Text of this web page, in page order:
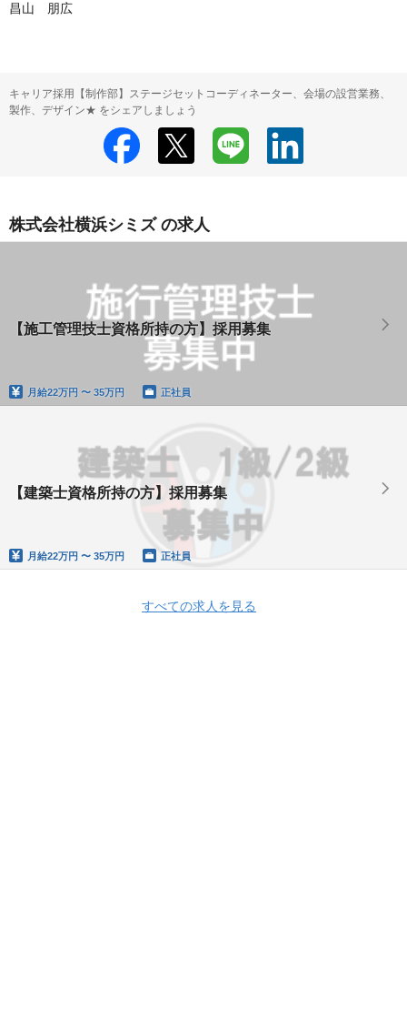
昌山　朋広
キャリア採用【制作部】ステージセットコーディネーター、会場の設営業務、
製作、デザイン★ をシェアしましょう
株式会社横浜シミズ の求人
【施工管理技士資格所持の方】採用募集
月給22万円 〜 35万円 正社員
【建築士資格所持の方】採用募集
月給22万円 〜 35万円 正社員
すべての求人を見る